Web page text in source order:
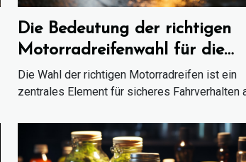
Die Bedeutung der richtigen
Motorradreifenwahl für die
Fahrsicherheit
Die Wahl der richtigen Motorradreifen ist ein
zentrales Element für sicheres Fahrverhalten